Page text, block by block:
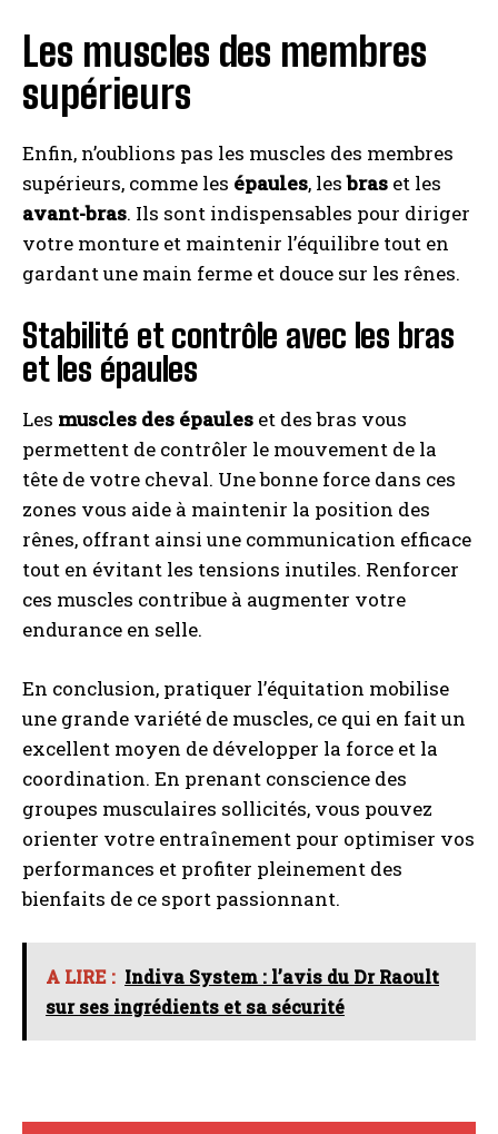
Les muscles des membres
supérieurs
Enfin, n’oublions pas les muscles des membres
supérieurs, comme les épaules, lesbras et les
avant-bras. Ils sont indispensables pour diriger
votre monture et maintenir l’équilibre tout en
gardant une main ferme et douce sur les rênes.
Stabilité et contrôle avec les bras
et les épaules
Les muscles des épaules et des bras vous
permettent de contrôler le mouvement de la
tête de votre cheval. Une bonne force dans ces
zones vous aide à maintenir la position des
rênes, offrant ainsi une communication efficace
tout en évitant les tensions inutiles. Renforcer
ces muscles contribue à augmenter votre
endurance en selle.
En conclusion, pratiquer l’équitation mobilise
une grande variété de muscles, ce qui en fait un
excellent moyen de développer la force et la
coordination. En prenant conscience des
groupes musculaires sollicités, vous pouvez
orienter votre entraînement pour optimiser vos
performances et profiter pleinement des
bienfaits de ce sport passionnant.
A LIRE : Indiva System : l’avis du Dr Raoult
sur ses ingrédients et sa sécurité